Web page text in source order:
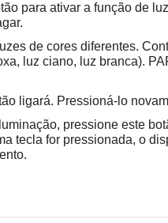
para ativar a função de
de cores diferentes.
luz ciano, luz branca).
ligará. Pressioná-lo
pressione este
tecla for pressionada, o